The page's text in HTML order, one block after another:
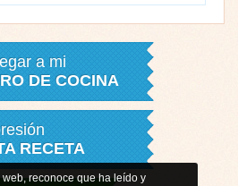
a mi
DE COCINA
RECETA
reconoce que ha leído y